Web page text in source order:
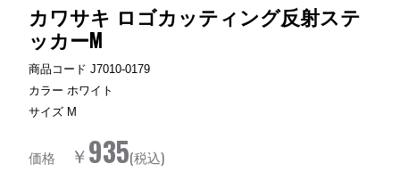
カワサキ ロゴカッティング反射ステ
ッカーM
商品コード J7010-0179
カラー ホワイト
サイズ M
価格 ￥935(税込)